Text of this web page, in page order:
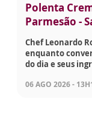
Polenta
Parmesão -
Chef Leonardo
enquanto
do dia e seus
06 AGO 2026 -